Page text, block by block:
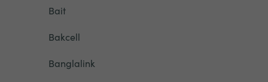
Bait
Bakcell
Banglalink